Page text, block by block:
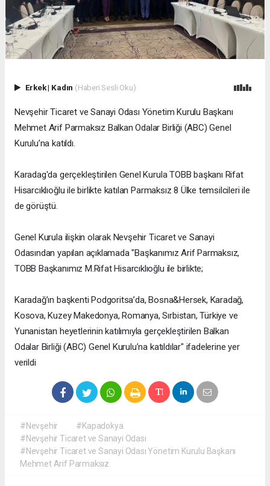
Erkek| Kadın (Haberi Sesli Oku)
Nevşehir Ticaret ve Sanayi Odası Yönetim Kurulu Başkanı
Mehmet Arif Parmaksız Balkan Odalar Birliği (ABC) Genel
Kurulu’na katıldı.
Karadag'da gerçekleştirilen Genel Kurula TOBB başkanı Rifat
Hisarcıklıoğlu ile birlikte katılan Parmaksız 8 Ülke temsilcileri ile
de görüştü.
Genel Kurula ilişkin olarak Nevşehir Ticaret ve Sanayi
Odasından yapılan açıklamada "Başkanımız Arif Parmaksız,
TOBB Başkanımız M.Rifat Hisarcıklıoğlu ile birlikte;
Karadağ’ın başkenti Podgoritsa’da, Bosna&Hersek, Karadağ,
Kosova, Kuzey Makedonya, Romanya, Sırbistan, Türkiye ve
Yunanistan heyetlerinin katılımıyla gerçekleştirilen Balkan
Odalar Birliği (ABC) Genel Kurulu’na katıldılar" ifadelerine yer
verildi
#Nevşehir
#Kapadokya
#Nevşehir Ticaret ve Sanayi Odası
#Nevşehir Ticaret ve Sanayi Odası Yönetim Kurulu Başkanı
Mehmet Arif Parmaksız